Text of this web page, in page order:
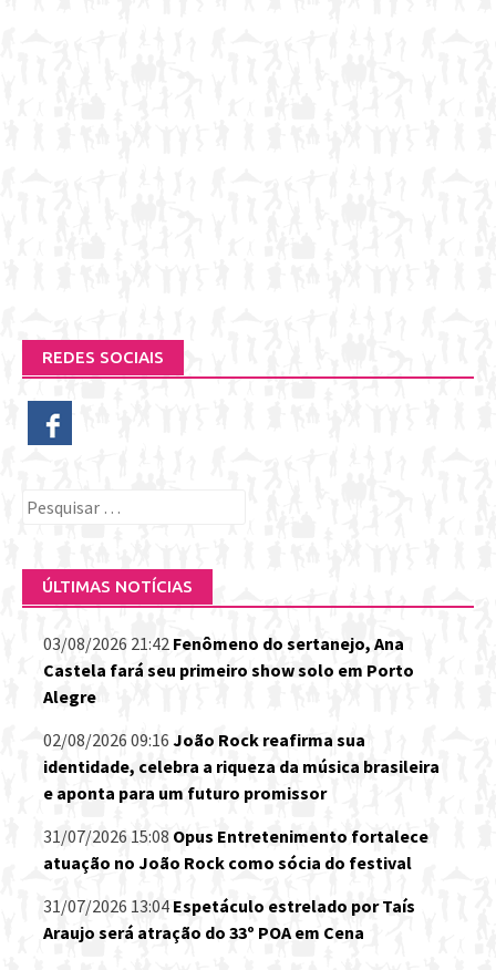
REDES SOCIAIS
Pesquisar
ÚLTIMAS NOTÍCIAS
03/08/2026 21:42 Fenômeno do sertanejo, Ana
Castela fará seu primeiro show solo em Porto
Alegre
02/08/2026 09:16 João Rock reafirma sua
identidade, celebra a riqueza da música brasileira
e aponta para um futuro promissor
31/07/2026 15:08 Opus Entretenimento fortalece
atuação no João Rock como sócia do festival
31/07/2026 13:04 Espetáculo estrelado por Taís
Araujo será atração do 33º POA em Cena